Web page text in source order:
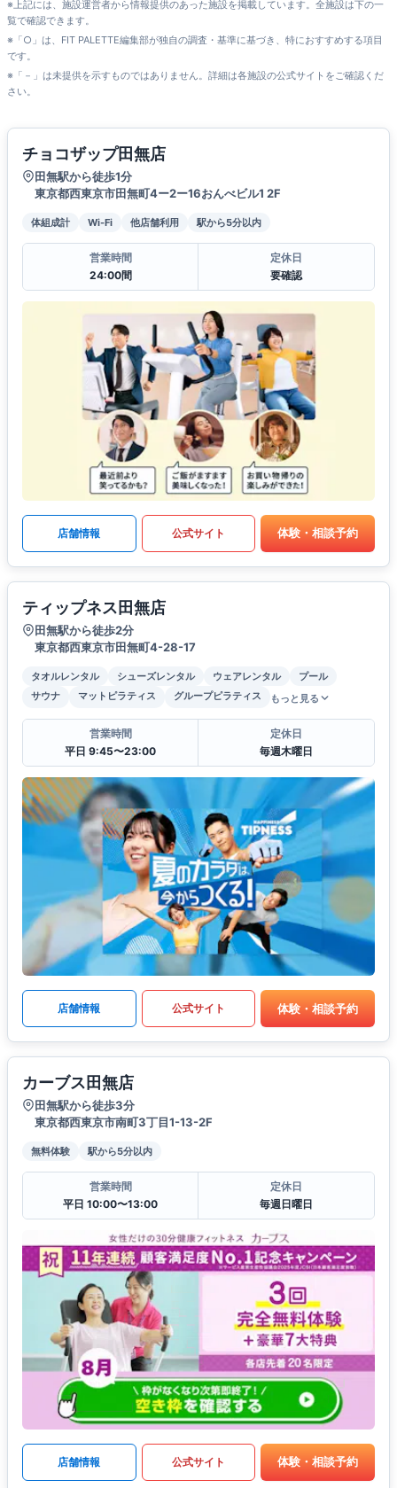
※上記には、施設運営者から情報提供のあった施設を掲載しています。全施設は下の一
覧で確認できます。
※「○」は、FIT PALETTE編集部が独自の調査・基準に基づき、特におすすめする項目
です。
※「－」は未提供を示すものではありません。詳細は各施設の公式サイトをご確認くだ
さい。
チョコザップ田無店
田無駅から徒歩1分
東京都西東京市田無町4ー2ー16おんべビル1 2F
体組成計 Wi-Fi 他店舗利用 駅から5分以内
営業時間
24:00間
定休日
要確認
店舗情報 公式サイト 体験・相談予約
ティップネス田無店
田無駅から徒歩2分
東京都西東京市田無町4-28-17
タオルレンタル シューズレンタル ウェアレンタル
プール
サウナ
マットピラティス グループピラティス もっと見る
営業時間
平日 9:45〜23:00
定休日
毎週木曜日
店舗情報 公式サイト 体験・相談予約
カーブス田無店
田無駅から徒歩3分
東京都西東京市南町3丁目1-13-2F
無料体験 駅から5分以内
営業時間
平日 10:00〜13:00
定休日
毎週日曜日
店舗情報 公式サイト 体験・相談予約